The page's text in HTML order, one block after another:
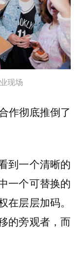
现场
作彻底推倒了
到一个清晰的
一个可替换的
层层加码。
的旁观者，而